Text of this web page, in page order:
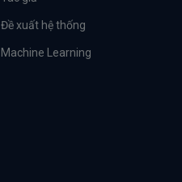
Đề xuất hệ thống
Machine Learning